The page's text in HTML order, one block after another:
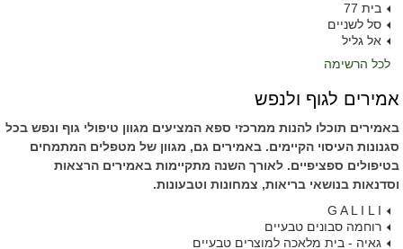
בית 77
סל לשניים
אל גליל
לכל הרשימה
אמירים לגוף ולנפש
באמירים תוכלו להנות ממרכזי ספא המציעים מגוון טיפולי גוף ונפש בכל
סגנונות העיסוי הקיימים. באמירים גם, מגוון של מטפלים המתמחים
בטיפולים ספציפיים. לאורך השנה מתקיימות באמירים הרצאות
וסדנאות בנושאי בריאות, צמחונות וטבעונות.
G A L I L I
רוחמה סבונים טבעיים
גאיה - בית מלאכה למוצרים טבעיים